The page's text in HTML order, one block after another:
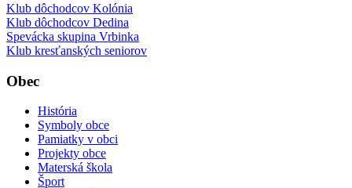
Klub dôchodcov Kolónia
Klub dôchodcov Dedina
Spevácka skupina Vrbinka
Klub kresťanských seniorov
Obec
História
Symboly obce
Pamiatky v obci
Projekty obce
Materská škola
Šport